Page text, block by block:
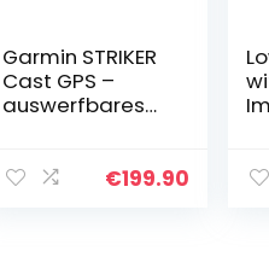
Garmin STRIKER
Cast GPS –
auswerfbares
von
€199.90